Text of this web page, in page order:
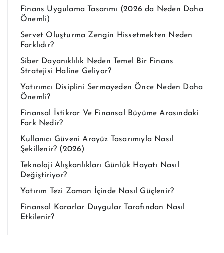
Finans Uygulama Tasarımı (2026 da Neden Daha
Önemli)
Servet Oluşturma Zengin Hissetmekten Neden
Farklıdır?
Siber Dayanıklılık Neden Temel Bir Finans
Stratejisi Haline Geliyor?
Yatırımcı Disiplini Sermayeden Önce Neden Daha
Önemli?
Finansal İstikrar Ve Finansal Büyüme Arasındaki
Fark Nedir?
Kullanıcı Güveni Arayüz Tasarımıyla Nasıl
Şekillenir? (2026)
Teknoloji Alışkanlıkları Günlük Hayatı Nasıl
Değiştiriyor?
Yatırım Tezi Zaman İçinde Nasıl Güçlenir?
Finansal Kararlar Duygular Tarafından Nasıl
Etkilenir?